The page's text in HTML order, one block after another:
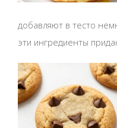
добавляют в тесто
эти ингредиенты